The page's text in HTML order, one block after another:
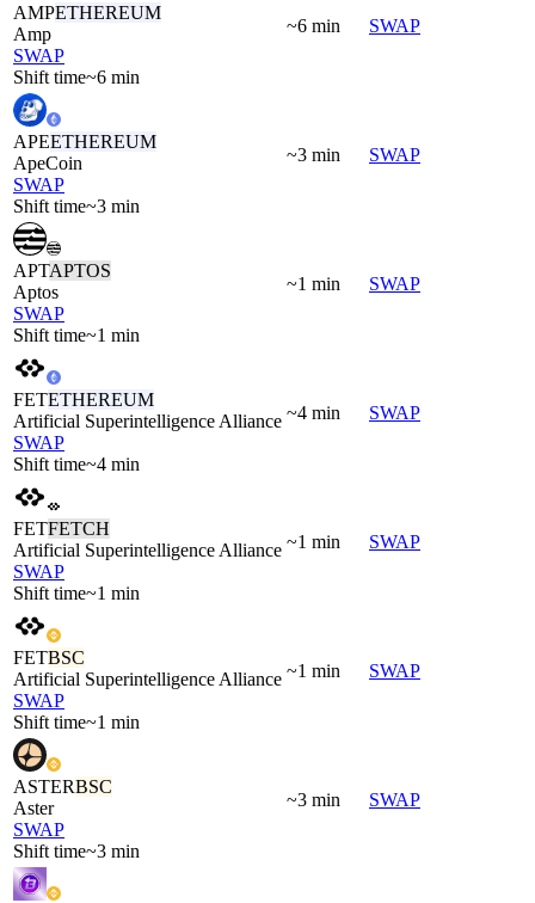
AMPETHEREUM
Amp
SWAP
Shift time~6 min
~6 min SWAP
APEETHEREUM
ApeCoin
SWAP
Shift time~3 min
~3 min SWAP
APTAPTOS
Aptos
SWAP
Shift time~1 min
~1 min SWAP
FETETHEREUM
Artificial Superintelligence Alliance
SWAP
Shift time~4 min
~4 min SWAP
FETFETCH
Artificial Superintelligence Alliance
SWAP
Shift time~1 min
~1 min SWAP
FETBSC
Artificial Superintelligence Alliance
SWAP
Shift time~1 min
~1 min SWAP
ASTERBSC
Aster
SWAP
Shift time~3 min
~3 min SWAP